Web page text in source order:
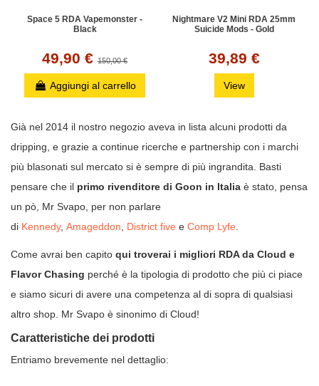
Space 5 RDA Vapemonster -
Black
49,90 €150,00 €
Aggiungi al carrello
Nightmare V2 Mini RDA 25mm
Suicide Mods - Gold
39,89 €
View
Già nel 2014 il nostro negozio aveva in lista alcuni prodotti da
dripping, e grazie a continue ricerche e partnership con i marchi
più blasonati sul mercato si è sempre di più ingrandita. Basti
pensare che il primo rivenditore di Goon in Italia è stato, pensa
un pò, Mr Svapo, per non parlare
di Kennedy, Amageddon District five e Comp Lyfe
Come avrai ben capito qui troverai i migliori RDA da Cloud e
Flavor Chasing perché è la tipologia di prodotto che più ci piace
e siamo sicuri di avere una competenza al di sopra di qualsiasi
altro shop. Mr Svapo è sinonimo di Cloud!
Caratteristiche dei prodotti
Entriamo brevemente nel dettaglio: